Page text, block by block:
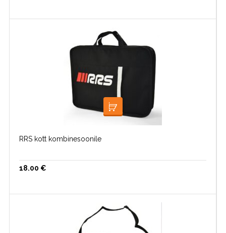
LISA KORVI
RRS kott kombinesoonile
18.00 €